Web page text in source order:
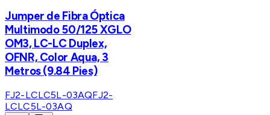
Jumper de Fibra Óptica
Multimodo 50/125 XGLO
OM3, LC-LC Duplex,
OFNR, Color Aqua, 3
Metros (9.84 Pies)
FJ2-LCLC5L-03AQFJ2-
LCLC5L-03AQ